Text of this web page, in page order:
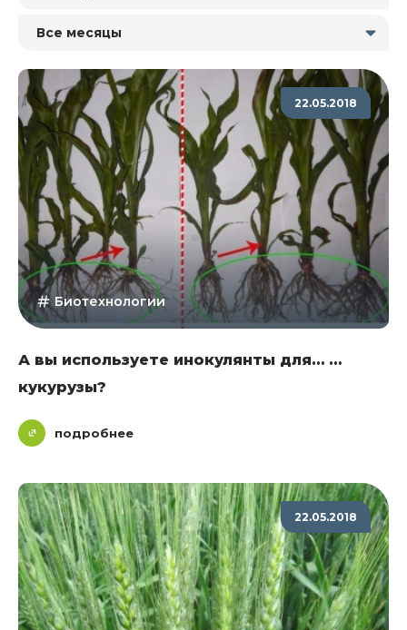
Все месяцы
22.05.2018
Биотехнологии
А вы используете инокулянты для… …
кукурузы?
подробнее
22.05.2018